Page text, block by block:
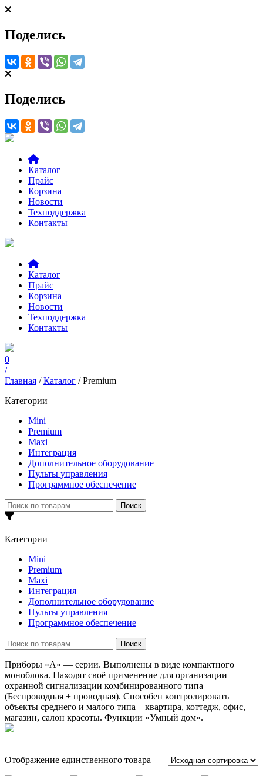
Поделись
Поделись
Каталог
Прайс
Корзина
Новости
Техподдержка
Контакты
Каталог
Прайс
Корзина
Новости
Техподдержка
Контакты
0
/
Главная /Каталог / Premium
Категории
Mini
Premium
Maxi
Интеграция
Дополнительное оборудование
Пульты управления
Программное обеспечение
Искать:
Поиск
Категории
Mini
Premium
Maxi
Интеграция
Дополнительное оборудование
Пульты управления
Программное обеспечение
Искать:
Поиск
Приборы «А» — серии. Выполнены в виде компактного
моноблока. Находят своё применение для организации
охранной сигнализации комбинированного типа
(Беспроводная + проводная). Способен контролировать
объекты среднего и малого типа – квартира, коттедж, офис,
магазин, салон красоты. Функции «Умный дом».
Отображение единственного товара